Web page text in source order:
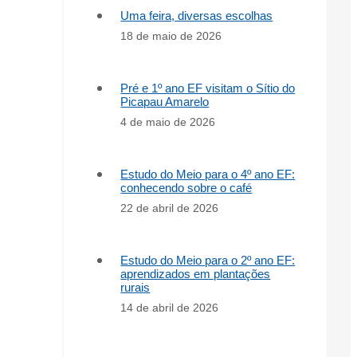
Uma feira, diversas escolhas
18 de maio de 2026
Pré e 1º ano EF visitam o Sítio do
Picapau Amarelo
4 de maio de 2026
Estudo do Meio para o 4º ano EF:
conhecendo sobre o café
22 de abril de 2026
Estudo do Meio para o 2º ano EF:
aprendizados em plantações
rurais
14 de abril de 2026